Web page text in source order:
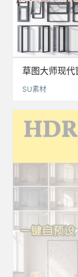
草图大师现代
窗铝合金窗
SU素材